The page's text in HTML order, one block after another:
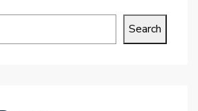
Search